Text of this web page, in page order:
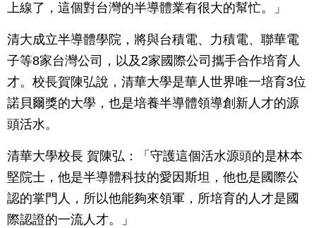
上線了，這個對台灣的半導體業有很大的幫忙。」
清大成立半導體學院，將與台積電、力積電、聯華電
子等8家台灣公司，以及2家國際公司攜手合作培育人
才。校長賀陳弘說，清華大學是華人世界唯一培育3位
諾貝爾獎的大學，也是培養半導體領導創新人才的源
頭活水。
清華大學校長 賀陳弘：「守護這個活水源頭的是林本
堅院士，他是半導體科技的愛因斯坦，他也是國際公
認的掌門人，所以他能夠來領軍，所培育的人才是國
際認證的一流人才。」